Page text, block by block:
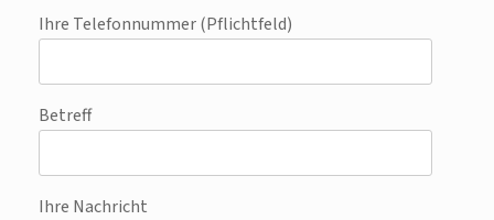
Ihre Telefonnummer (Pflichtfeld)
Betreff
Ihre Nachricht